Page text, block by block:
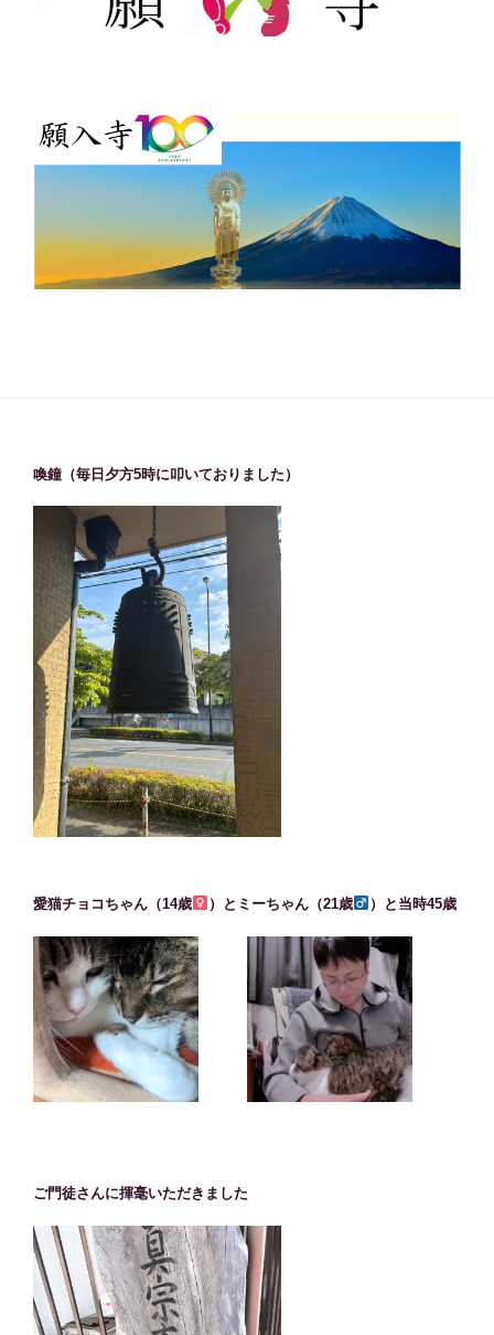
喚鐘（毎日夕方5時に叩いておりました）
愛猫チョコちゃん（14歳 ）とミーちゃん（21歳 ）と当時45歳
ご門徒さんに揮毫いただきました